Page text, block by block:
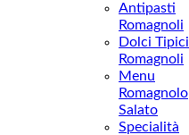
Antipasti
Romagnoli
Dolci Tipici
Romagnoli
Menu
Romagnolo
Salato
Specialità